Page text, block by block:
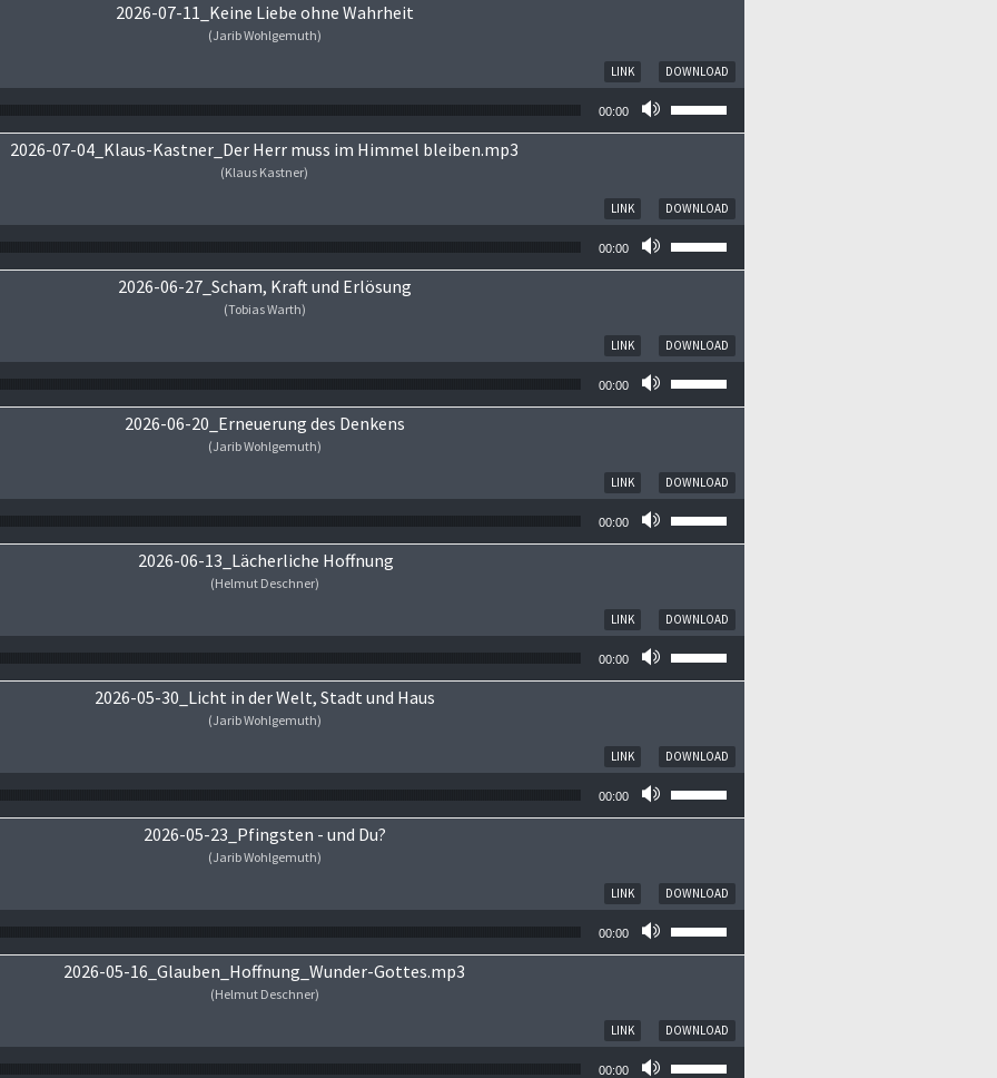
2026-07-11_Keine Liebe ohne Wahrheit
(Jarib Wohlgemuth)
DOWNLOAD
LINK
00:00
2026-07-04_Klaus-Kastner_Der Herr muss im Himmel bleiben.mp3
(Klaus Kastner)
DOWNLOAD
LINK
00:00
2026-06-27_Scham, Kraft und Erlösung
(Tobias Warth)
DOWNLOAD
LINK
00:00
2026-06-20_Erneuerung des Denkens
(Jarib Wohlgemuth)
DOWNLOAD
LINK
00:00
2026-06-13_Lächerliche Hoffnung
(Helmut Deschner)
DOWNLOAD
LINK
00:00
2026-05-30_Licht in der Welt, Stadt und Haus
(Jarib Wohlgemuth)
DOWNLOAD
LINK
00:00
2026-05-23_Pfingsten - und Du?
(Jarib Wohlgemuth)
DOWNLOAD
LINK
00:00
2026-05-16_Glauben_Hoffnung_Wunder-Gottes.mp3
(Helmut Deschner)
DOWNLOAD
LINK
00:00